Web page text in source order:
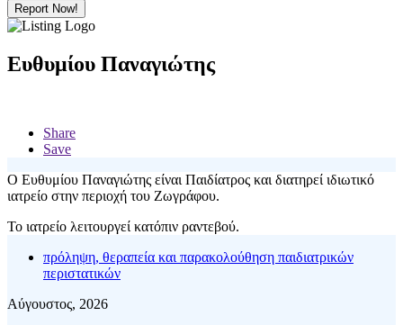
Report Now!
Ευθυμίου Παναγιώτης
Share
Save
Ο Ευθυμίου Παναγιώτης είναι Παιδίατρος και διατηρεί ιδιωτικό
ιατρείο στην περιοχή του Ζωγράφου.
Το ιατρείο λειτουργεί κατόπιν ραντεβού.
πρόληψη, θεραπεία και παρακολούθηση παιδιατρικών
περιστατικών
Αύγουστος, 2026